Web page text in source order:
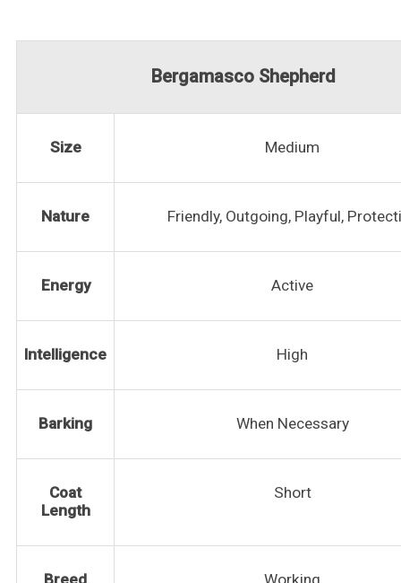
Bergamasco Shepherd
Size Medium
Nature Friendly, Outgoing, Playful,
Energy Active
Intelligence High
Barking When Necessary
Coat
Length
Short